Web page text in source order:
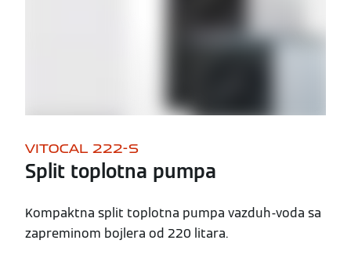
VITOCAL 222-S
Split toplotna pumpa
Kompaktna split toplotna pumpa vazduh-voda sa
zapreminom bojlera od 220 litara.